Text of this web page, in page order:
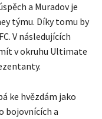
a Muradov je
týmu. Díky tomu by
V následujících
v okruhu Ultimate
ke hvězdám jako
bojovnících a